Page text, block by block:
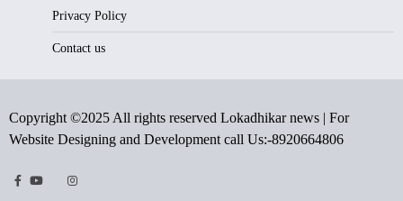
Privacy Policy
Contact us
Copyright ©2025 All rights reserved Lokadhikar news | For
Website Designing and Development call Us:-8920664806
Facebook
Youtube
TwitterInstragram